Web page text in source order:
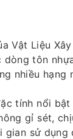
Vật Liệu
tôn
nhiều hạng
tính nổi
gỉ sét,
sử dụng